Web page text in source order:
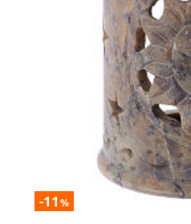
-11 %